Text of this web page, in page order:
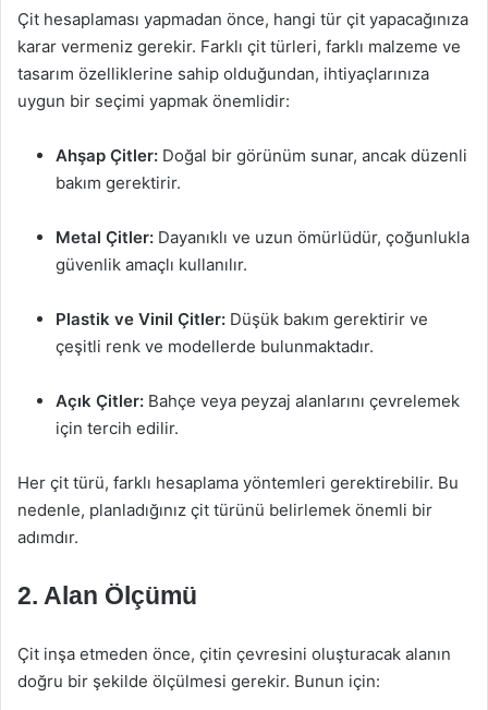
Çit hesaplaması yapmadan önce, hangi tür çit yapacağınıza
karar vermeniz gerekir. Farklı çit türleri, farklı malzeme ve
tasarım özelliklerine sahip olduğundan, ihtiyaçlarınıza
uygun bir seçimi yapmak önemlidir:
Ahşap Çitler: Doğal bir görünüm sunar, ancak düzenli
bakım gerektirir.
Metal Çitler: Dayanıklı ve uzun ömürlüdür, çoğunlukla
güvenlik amaçlı kullanılır.
Plastik ve Vinil Çitler: Düşük bakım gerektirir ve
çeşitli renk ve modellerde bulunmaktadır.
Açık Çitler: Bahçe veya peyzaj alanlarını çevrelemek
için tercih edilir.
Her çit türü, farklı hesaplama yöntemleri gerektirebilir. Bu
nedenle, planladığınız çit türünü belirlemek önemli bir
adımdır.
2. Alan Ölçümü
Çit inşa etmeden önce, çitin çevresini oluşturacak alanın
doğru bir şekilde ölçülmesi gerekir. Bunun için: